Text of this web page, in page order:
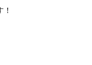
！